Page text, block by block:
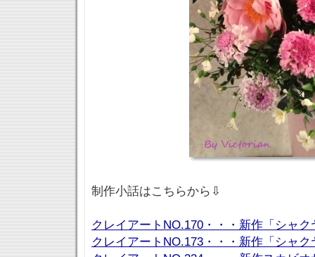
制作小話はこちらから⇩
クレイアートNO.170・・・新作「シャク
クレイアートNO.173・・・新作「シャク